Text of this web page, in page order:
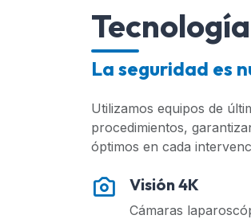
La seguridad es
Utilizamos equipos de
procedimientos,
óptimos en cada
Visión 4K
Cámaras